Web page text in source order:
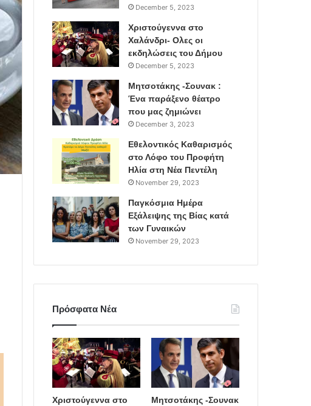
December 5, 2023
Χριστούγεννα στο
Χαλάνδρι- Ολες οι
εκδηλώσεις του Δήμου
December 5, 2023
Μητσοτάκης -Σουνακ :
Ένα παράξενο θέατρο
που μας ζημιώνει
December 3, 2023
Εθελοντικός Καθαρισμός
στο Λόφο του Προφήτη
Ηλία στη Νέα Πεντέλη
November 29, 2023
Παγκόσμια Ημέρα
Εξάλειψης της Βίας κατά
των Γυναικών
November 29, 2023
Πρόσφατα Νέα
Χριστούγεννα στο
Μητσοτάκης -Σουνακ